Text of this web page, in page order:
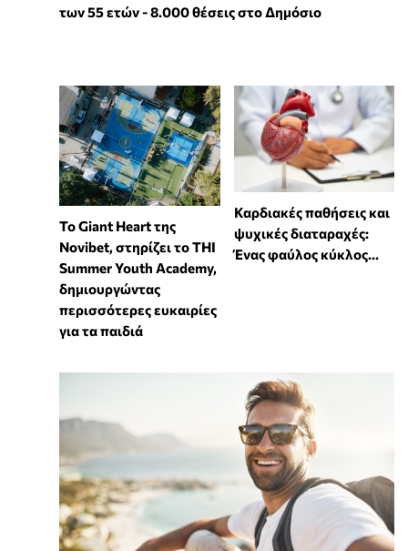
των 55 ετών - 8.000 θέσεις στο Δημόσιο
To Giant Heart της
Novibet, στηρίζει το THI
Summer Youth Academy,
δημιουργώντας
περισσότερες ευκαιρίες
για τα παιδιά
Καρδιακές παθήσεις και
ψυχικές διαταραχές:
Ένας φαύλος κύκλος...